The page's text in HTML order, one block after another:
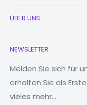
Eigenschaften:
den mit einer
und haben nichts
Produkte sind
Neu
Uhren
MacBooks
Tablets
Powerbanks
ÜBER UNS
Unsere Geschichte
Reduzieren,
Warum Fonez?
NEWSLETTER
Melden Sie sich für
erhalten Sie als
vieles mehr...